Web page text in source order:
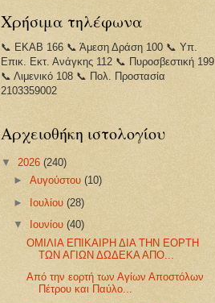
Χρήσιμα τηλέφωνα
📞 ΕΚΑΒ 166 📞 Άμεση Δράση 100 📞 Υπ.
Επικ. Εκτ. Ανάγκης 112 📞 Πυροσβεστική 199
📞 Λιμενικό 108 📞 Πολ. Προστασία
2103359002
Αρχειοθήκη ιστολογίου
▼ 2026 (240)
► Αυγούστου (10)
► Ιουλίου (28)
▼
Ιουνίου (40)
ΟΜΙΛΙΑ ΕΠΙΚΑΙΡΗ ΔΙΑ ΤΗΝ ΕΟΡΤΗ
ΤΩΝ ΑΓΙΩΝ ΔΩΔΕΚΑ ΑΠΟ...
Από την εορτή των Αγίων Αποστόλων
Πέτρου και Παύλο...